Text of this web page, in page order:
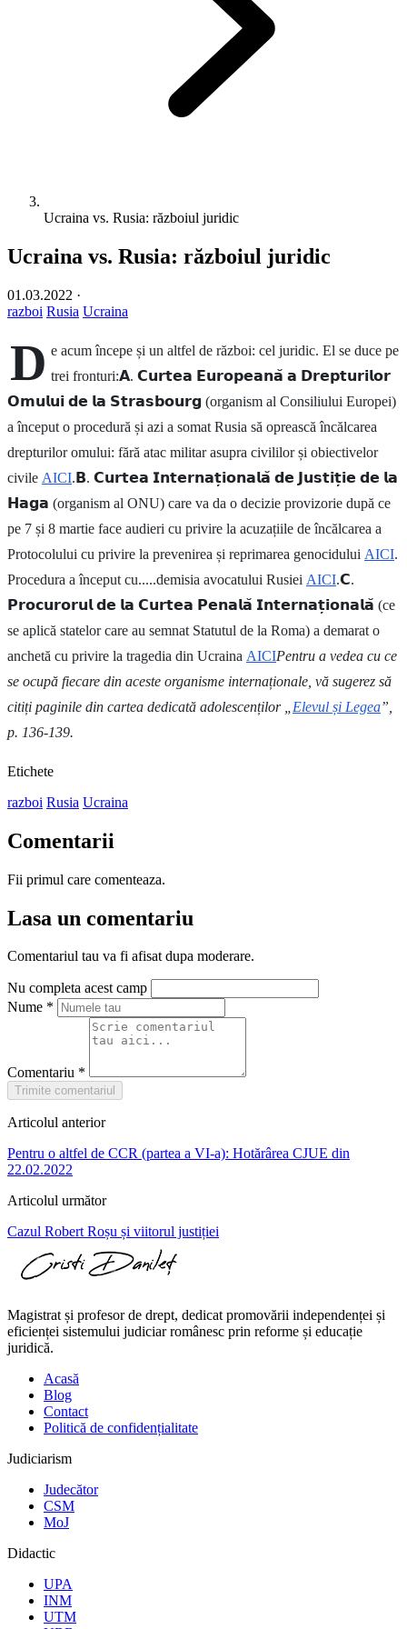
Ucraina vs. Rusia: războiul juridic
Ucraina vs. Rusia: războiul juridic
01.03.2022 ·
razboi Rusia Ucraina
D e acum începe și un altfel de război: cel juridic. El se duce pe
trei fronturi:𝗔. 𝗖𝘂𝗿𝘁𝗲𝗮 𝗘𝘂𝗿𝗼𝗽𝗲𝗮𝗻𝗮̆ 𝗮 𝗗𝗿𝗲𝗽𝘁𝘂𝗿𝗶𝗹𝗼𝗿
𝗢𝗺𝘂𝗹𝘂𝗶 𝗱𝗲 𝗹𝗮 𝗦𝘁𝗿𝗮𝘀𝗯𝗼𝘂𝗿𝗴 (organism al Consiliului Europei)
a început o procedură și azi a somat Rusia să oprească încălcarea
drepturilor omului: fără atac militar asupra civililor și obiectivelor
civile AICI.𝗕. 𝗖𝘂𝗿𝘁𝗲𝗮 𝗜𝗻𝘁𝗲𝗿𝗻𝗮𝘁̦𝗶𝗼𝗻𝗮𝗹𝗮̆ 𝗱𝗲 𝗝𝘂𝘀𝘁𝗶𝘁̦𝗶𝗲 𝗱𝗲 𝗹𝗮
𝗛𝗮𝗴𝗮 (organism al ONU) care va da o decizie provizorie după ce
pe 7 și 8 martie face audieri cu privire la acuzațiile de încălcarea a
Protocolului cu privire la prevenirea și reprimarea genocidului AICI.
Procedura a început cu.....demisia avocatului Rusiei AICI.𝗖.
𝗣𝗿𝗼𝗰𝘂𝗿𝗼𝗿𝘂𝗹 𝗱𝗲 𝗹𝗮 𝗖𝘂𝗿𝘁𝗲𝗮 𝗣𝗲𝗻𝗮𝗹𝗮̆ 𝗜𝗻𝘁𝗲𝗿𝗻𝗮𝘁̦𝗶𝗼𝗻𝗮𝗹𝗮̆ (ce
se aplică statelor care au semnat Statutul de la Roma) a demarat o
anchetă cu privire la tragedia din Ucraina AICIPentru a vedea cu ce
se ocupă fiecare din aceste organisme internaționale, vă sugerez să
citiți paginile din cartea dedicată adolescenților „ Elevul și Legea”,
p. 136-139.
Etichete
razboi Rusia Ucraina
Comentarii
Fii primul care comenteaza.
Lasa un comentariu
Comentariul tau va fi afisat dupa moderare.
Nu completa acest camp
Nume *
Comentariu *
Trimite comentariul
Articolul anterior
Pentru o altfel de CCR (partea a VI-a): Hotărârea CJUE din
22.02.2022
Articolul următor
Cazul Robert Roșu și viitorul justiției
Magistrat și profesor de drept, dedicat promovării independenței și
eficienței sistemului judiciar românesc prin reforme și educație
juridică.
Acasă
Blog
Contact
Politică de confidențialitate
Judiciarism
Judecător
CSM
MoJ
Didactic
UPA
INM
UTM